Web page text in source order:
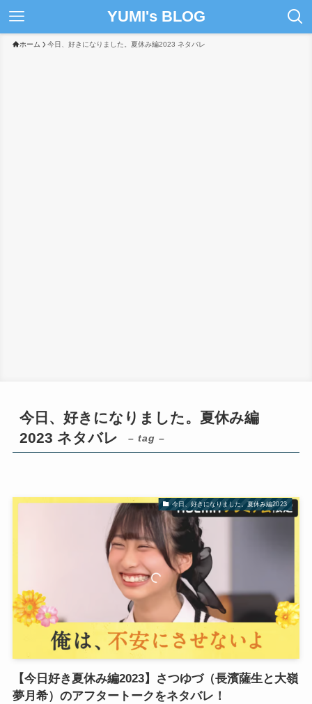
YUMI's BLOG
ホーム 今日、好きになりました。夏休み編2023 ネタバレ
今日、好きになりました。夏休み編
2023 ネタバレ
– tag –
今日、好きになりました。夏休み編2023
【今日好き夏休み編2023】さつゆづ（長濱薩生と大嶺
夢月希）のアフタートークをネタバレ！